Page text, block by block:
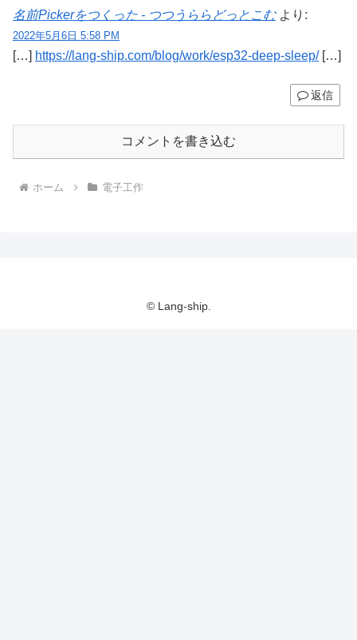
名前Pickerをつくった - つつうららどっとこむ より:
2022年5月6日 5:58 PM
[…] https://lang-ship.com/blog/work/esp32-deep-sleep/[…]
返信
コメントを書き込む
ホーム 電子工作
© Lang-ship.